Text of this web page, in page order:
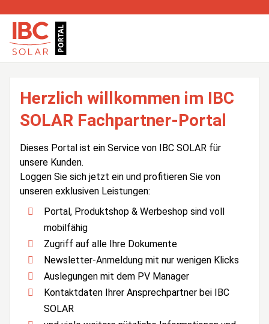
Herzlich willkommen im IBC
SOLAR Fachpartner-Portal
Dieses Portal ist ein Service von IBC SOLAR für
unsere Kunden.
Loggen Sie sich jetzt ein und profitieren Sie von
unseren exklusiven Leistungen:
Portal, Produktshop & Werbeshop sind voll
mobilfähig
Zugriff auf alle Ihre Dokumente
Newsletter-Anmeldung mit nur wenigen Klicks
Auslegungen mit dem PV Manager
Kontaktdaten Ihrer Ansprechpartner bei IBC
SOLAR